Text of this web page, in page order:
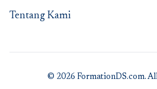
Tentang Kami
© 2026 FormationDS.com.